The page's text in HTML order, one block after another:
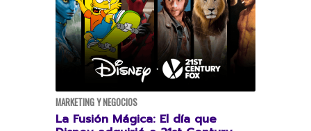
MARKETING Y NEGOCIOS
La Fusión Mágica: El día que